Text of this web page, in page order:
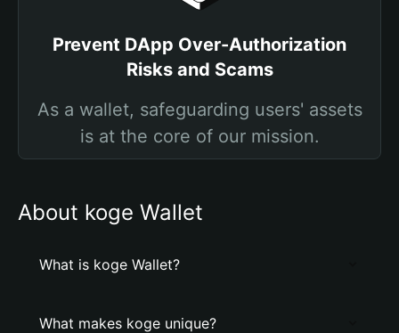
Prevent DApp Over-Authorization
Risks and Scams
As a wallet, safeguarding users' assets
is at the core of our mission.
About koge Wallet
What is koge Wallet?
What makes koge unique?